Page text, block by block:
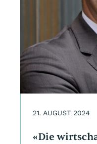
21. AUGUST 2024
«Die